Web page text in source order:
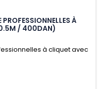
À
0.5M / 400DAN)
à cliquet avec
400daN), simple et rapide
sécuriser